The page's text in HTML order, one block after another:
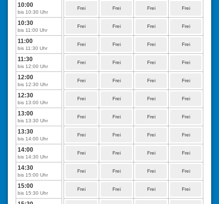
10:00
bis 10:30 Uhr
10:30
bis 11:00 Uhr
11:00
bis 11:30 Uhr
11:30
bis 12:00 Uhr
12:00
bis 12:30 Uhr
12:30
bis 13:00 Uhr
13:00
bis 13:30 Uhr
13:30
bis 14:00 Uhr
14:00
bis 14:30 Uhr
14:30
bis 15:00 Uhr
15:00
bis 15:30 Uhr
Frei Frei Frei Frei
Frei Frei Frei Frei
Frei Frei Frei Frei
Frei Frei Frei Frei
Frei Frei Frei Frei
Frei Frei Frei Frei
Frei Frei Frei Frei
Frei Frei Frei Frei
Frei Frei Frei Frei
Frei Frei Frei Frei
Frei Frei Frei Frei